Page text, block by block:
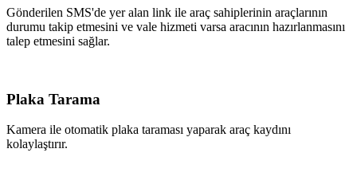
Gönderilen SMS'de yer alan link ile araç sahiplerinin araçlarının
durumu takip etmesini ve vale hizmeti varsa aracının hazırlanmasını
talep etmesini sağlar.
Plaka Tarama
Kamera ile otomatik plaka taraması yaparak araç kaydını
kolaylaştırır.